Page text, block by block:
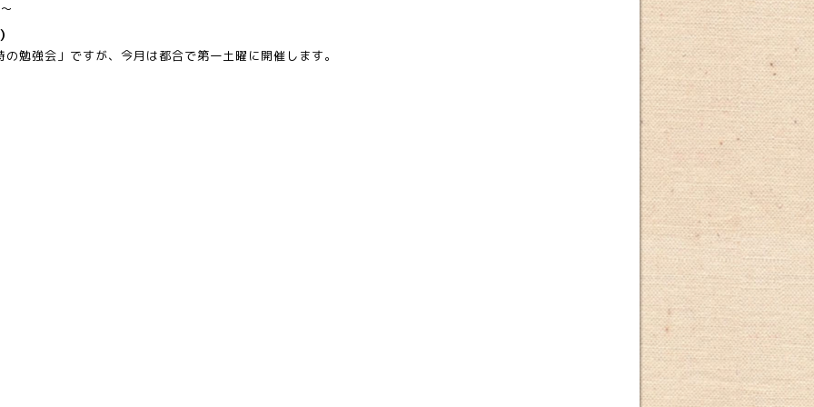
勉強会」ですが、今月は都合で第一土曜に開催します。